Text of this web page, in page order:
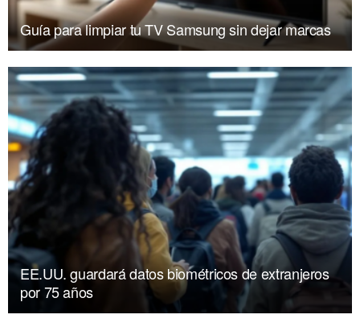
Guía para limpiar tu TV Samsung sin dejar marcas
EE.UU. guardará datos biométricos de extranjeros
por 75 años